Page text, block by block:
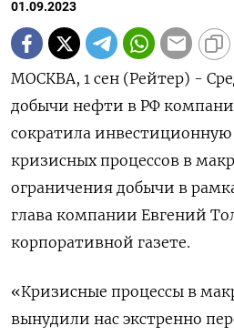
01.09.2023
МОСКВА, 1 сен (Рейтер) -
добычи нефти в РФ
сократила
кризисных процессов в
ограничения добычи в
глава компании Евгений
корпоративной газете.
«Кризисные процессы в
вынудили нас экстренно